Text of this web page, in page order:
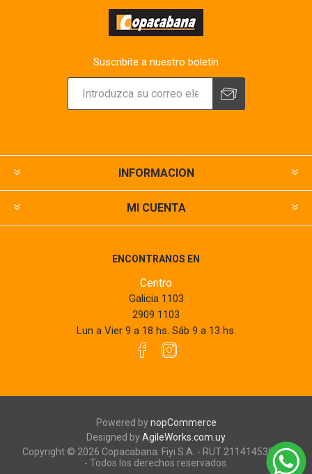
Suscribite a nuestro boletín
INFORMACION
MI CUENTA
ENCONTRANOS EN
Centro
Galicia 1103
2909 1103
Lun a Vier 9 a 18 hs. Sáb 9 a 13 hs.
Powered bynopCommerce
Designed byAgileWorks.com.uy
Copyright © 2026 Copacabana. Fiyi S.A. - RUT 211414530010
- Todos los derechos reservados.